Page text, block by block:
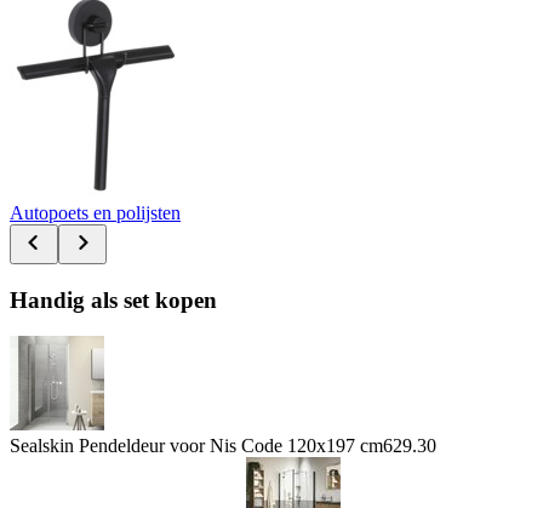
Autopoets en polijsten
Handig als set kopen
Sealskin Pendeldeur voor Nis Code 120x197 cm629.30